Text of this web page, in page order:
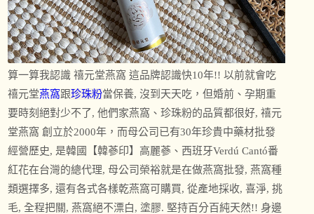
算一算我認識 禧元堂燕窩 這品牌認識快10年!! 以前就會吃
禧元堂燕窩跟珍珠粉當保養, 沒到天天吃，但婚前、孕期重
要時刻絕對少不了, 他們家燕窩、珍珠粉的品質都很好, 禧元
堂燕窩 創立於2000年，而母公司已有30年珍貴中藥材批發
經營歷史, 是韓國【韓蔘印】高麗蔘、西班牙Verdú Cantó番
紅花在台灣的總代理, 母公司榮裕就是在做燕窩批發, 燕窩種
類選擇多, 還有各式各樣乾燕窩可購買, 從產地採收, 喜淨, 挑
毛, 全程把關, 燕窩絕不漂白, 塗膠. 堅持百分百純天然!! 身邊